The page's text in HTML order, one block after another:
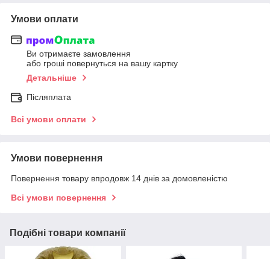
Умови оплати
Ви отримаєте замовлення
або гроші повернуться на вашу картку
Детальніше
Післяплата
Всі умови оплати
Умови повернення
Повернення товару впродовж 14 днів за домовленістю
Всі умови повернення
Подібні товари компанії